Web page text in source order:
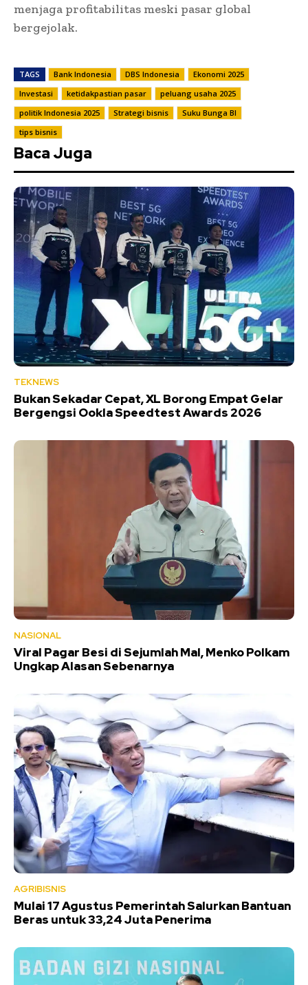
menjaga profitabilitas meski pasar global
bergejolak.
TAGS Bank Indonesia DBS Indonesia
Ekonomi 2025
Investasi
ketidakpastian pasar
peluang usaha 2025
politik Indonesia 2025
Strategi bisnis
Suku Bunga BI
tips bisnis
Baca Juga
TEKNEWS
Bukan Sekadar Cepat, XL Borong Empat Gelar
Bergengsi Ookla Speedtest Awards 2026
NASIONAL
Viral Pagar Besi di Sejumlah Mal, Menko Polkam
Ungkap Alasan Sebenarnya
AGRIBISNIS
Mulai 17 Agustus Pemerintah Salurkan Bantuan
Beras untuk 33,24 Juta Penerima